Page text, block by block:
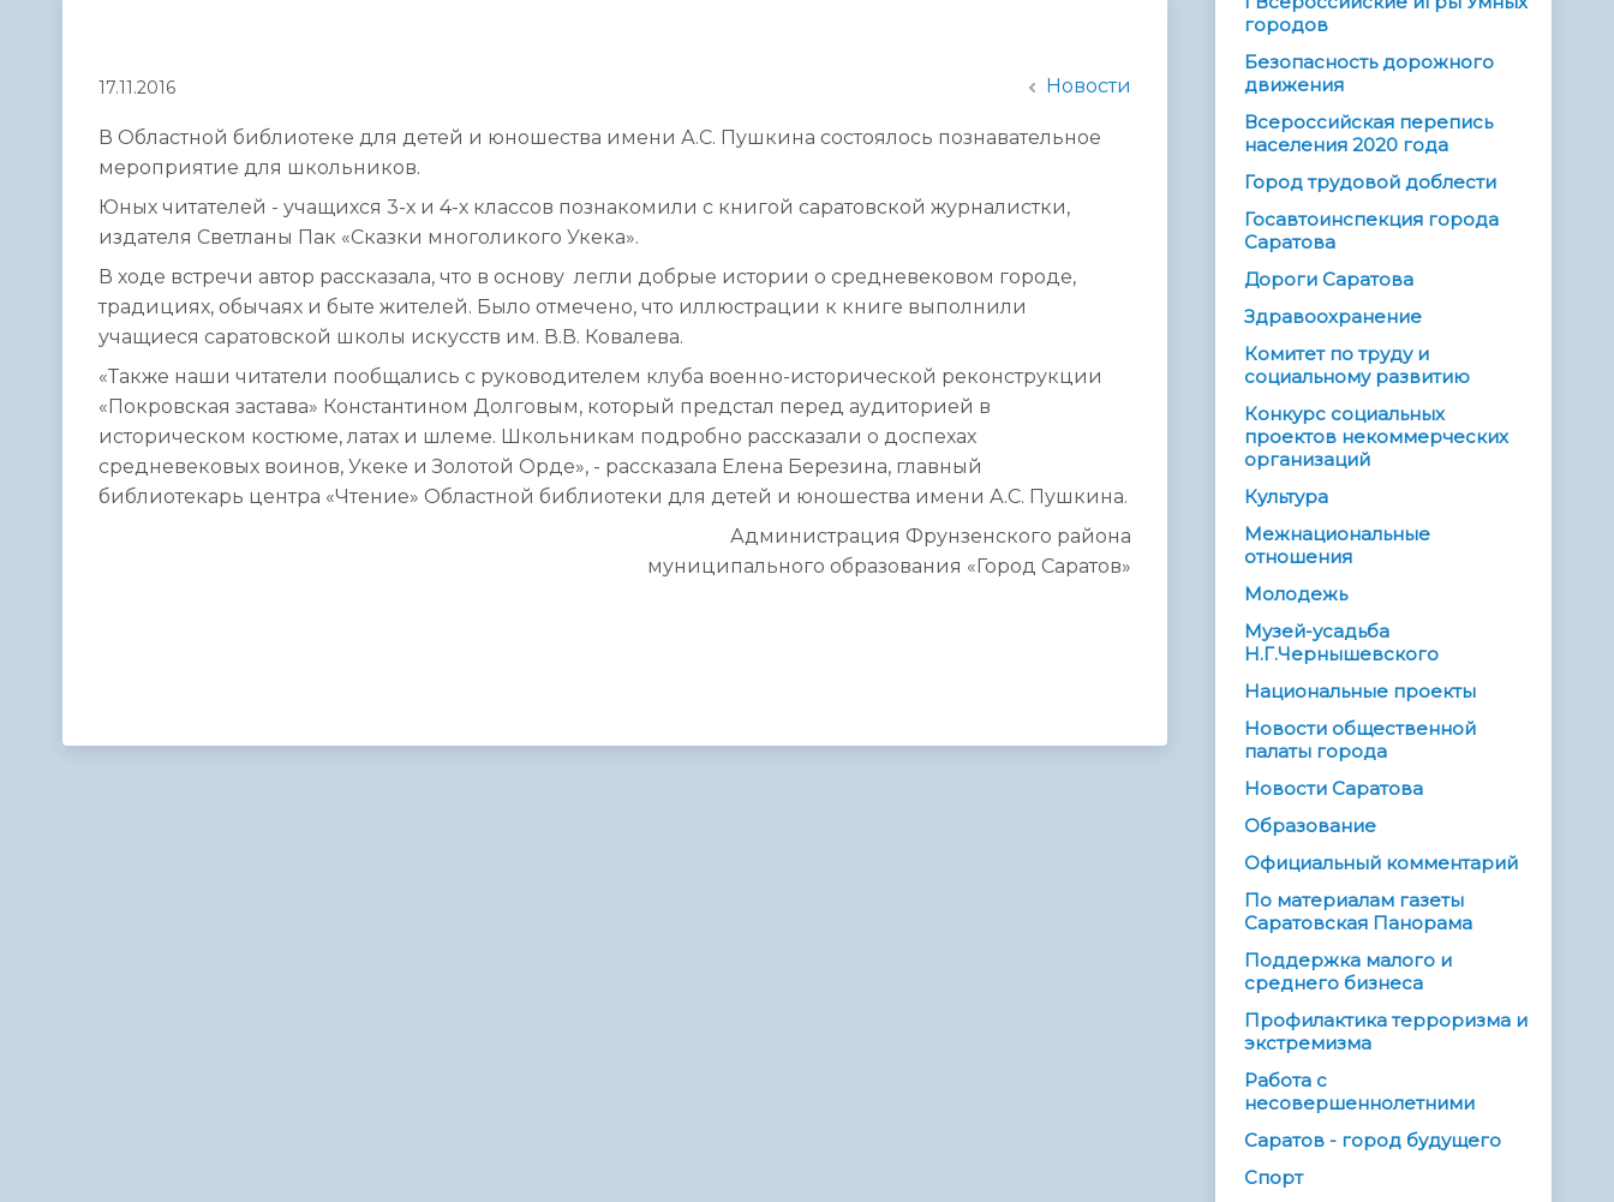
17.11.2016 Новости
В Областной библиотеке для детей и юношества имени А.С. Пушкина состоялось познавательное
мероприятие для школьников.
Юных читателей - учащихся 3-х и 4-х классов познакомили с книгой саратовской журналистки,
издателя Светланы Пак «Сказки многоликого Укека».
В ходе встречи автор рассказала, что в основу легли добрые истории о средневековом городе,
традициях, обычаях и быте жителей. Было отмечено, что иллюстрации к книге выполнили
учащиеся саратовской школы искусств им. В.В. Ковалева.
«Также наши читатели пообщались с руководителем клуба военно-исторической реконструкции
«Покровская застава» Константином Долговым, который предстал перед аудиторией в
историческом костюме, латах и шлеме. Школьникам подробно рассказали о доспехах
средневековых воинов, Укеке и Золотой Орде», - рассказала Елена Березина, главный
библиотекарь центра «Чтение» Областной библиотеки для детей и юношества имени А.С. Пушкина.
Администрация Фрунзенского района
муниципального образования «Город Саратов»
городов
Безопасность дорожного
движения
Всероссийская перепись
населения 2020 года
Город трудовой доблести
Госавтоинспекция города
Саратова
Дороги Саратова
Здравоохранение
Комитет по труду и
социальному развитию
Конкурс социальных
проектов некоммерческих
организаций
Культура
Межнациональные
отношения
Молодежь
Музей-усадьба
Н.Г.Чернышевского
Национальные проекты
Новости общественной
палаты города
Новости Саратова
Образование
Официальный комментарий
По материалам газеты
Саратовская Панорама
Поддержка малого и
среднего бизнеса
Профилактика терроризма и
экстремизма
Работа с
несовершеннолетними
Саратов - город будущего
Спорт